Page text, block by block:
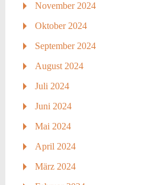
November 2024
Oktober 2024
September 2024
August 2024
Juli 2024
Juni 2024
Mai 2024
April 2024
März 2024